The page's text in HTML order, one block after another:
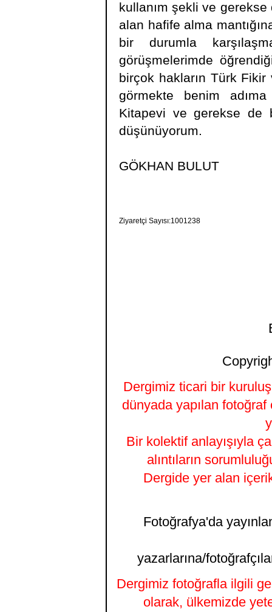
kullanım şekli ve
alan hafife alma
bir durumla
görüşmelerimde
birçok hakların Türk
görmekte benim
Kitapevi ve gerekse de
düşünüyorum.
GÖKHAN BULUT
Ziyaretçi Sayısı:1001238
Dergimiz ticari bir kuruluş
dünyada yapılan fotoğraf
Bir kolektif anlayışıyla
alıntıların
Dergide yer alan
Fotoğrafya'da
yazarlarına/
Dergimiz fotoğrafla ilgili
olarak, ülkemizde